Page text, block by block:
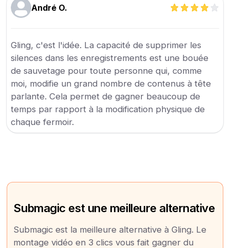
André O.
Gling, c'est l'idée. La capacité de supprimer les
silences dans les enregistrements est une bouée
de sauvetage pour toute personne qui, comme
moi, modifie un grand nombre de contenus à tête
parlante. Cela permet de gagner beaucoup de
temps par rapport à la modification physique de
chaque fermoir.
Submagic est une meilleure alternative
Submagic est la meilleure alternative à Gling. Le
montage vidéo en 3 clics vous fait gagner du